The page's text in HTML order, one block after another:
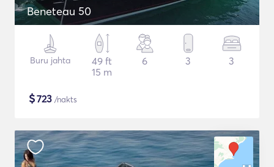
Beneteau 50
Buru jahta
49 ft
15 m
6 3 3
$723 /nakts